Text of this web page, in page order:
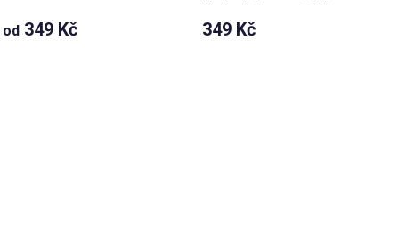
od 349 Kč
(Arched) (text na přání)
349 Kč